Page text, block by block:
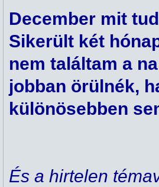
December mit
Sikerült két
nem találtam a
jobban örülnék,
különösebben
És a hirtelen